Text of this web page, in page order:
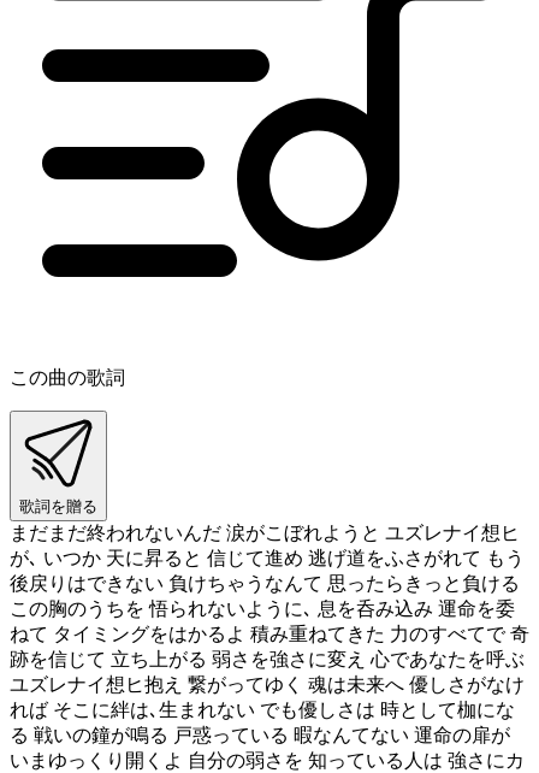
この曲の歌詞
歌詞を贈る
まだまだ終われないんだ 涙がこぼれようと ユズレナイ想ヒ
が､ いつか 天に昇ると 信じて進め 逃げ道をふさがれて もう
後戻りはできない 負けちゃうなんて 思ったらきっと負ける
この胸のうちを 悟られないように､ 息を呑み込み 運命を委
ねて タイミングをはかるよ 積み重ねてきた 力のすべてで 奇
跡を信じて 立ち上がる 弱さを強さに変え 心であなたを呼ぶ
ユズレナイ想ヒ抱え 繋がってゆく 魂は未来へ 優しさがなけ
れば そこに絆は､生まれない でも優しさは 時として枷にな
る 戦いの鐘が鳴る 戸惑っている 暇なんてない 運命の扉が
いまゆっくり開くよ 自分の弱さを 知っている人は 強さにカ